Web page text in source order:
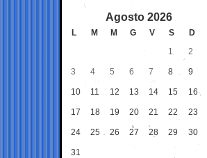
Agosto 2026
L M M G V S
D
1
2
3 4 5 6 7 8 9
10 11 12 13 14 15 16
17 18 19 20 21 22 23
24 25 26 27 28 29 30
31